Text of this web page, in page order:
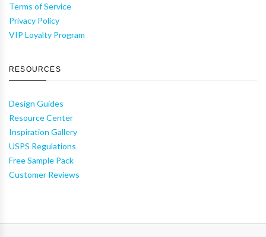
Terms of Service
Privacy Policy
VIP Loyalty Program
RESOURCES
Design Guides
Resource Center
Inspiration Gallery
USPS Regulations
Free Sample Pack
Customer Reviews